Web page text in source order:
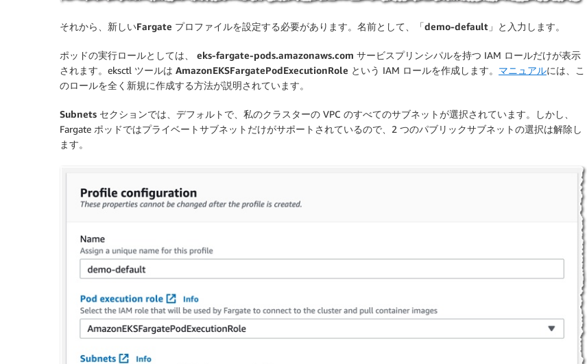
それから、新しいFargate プロファイルを設定する必要があります。 名前として、「demo-default 」と入力します。
ポッドの実行ロールとしては、 eks-fargate-pods.amazonaws.com サービスプリンシパルを持つ IAM ロールだけが表示
されます。eksctl ツールは AmazonEKSFargatePodExecutionRole という IAM ロールを作成します。 マニュアルには、こ
のロールを全く新規に作成する方法が説明されています。
Subnets セクションでは、デフォルトで、私のクラスターの VPC のすべてのサブネットが選択されています。しかし、
Fargate ポッドではプライベートサブネットだけがサポートされているので、2 つのパブリックサブネットの選択は解除し
ます。